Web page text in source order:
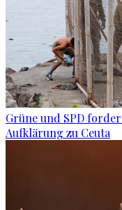
Grüne und SPD
Aufklärung zu Ceuta